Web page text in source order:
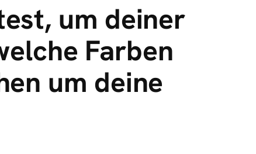
um deiner
Farben
um deine